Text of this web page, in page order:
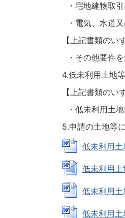
・宅地建物取
・電気、水道
【上記書類のい
・その他要件
4.低未利用土地
【上記書類のい
・低未利用土
5.申請の土地等
低未利用
低未利用
低未利用
低未利用